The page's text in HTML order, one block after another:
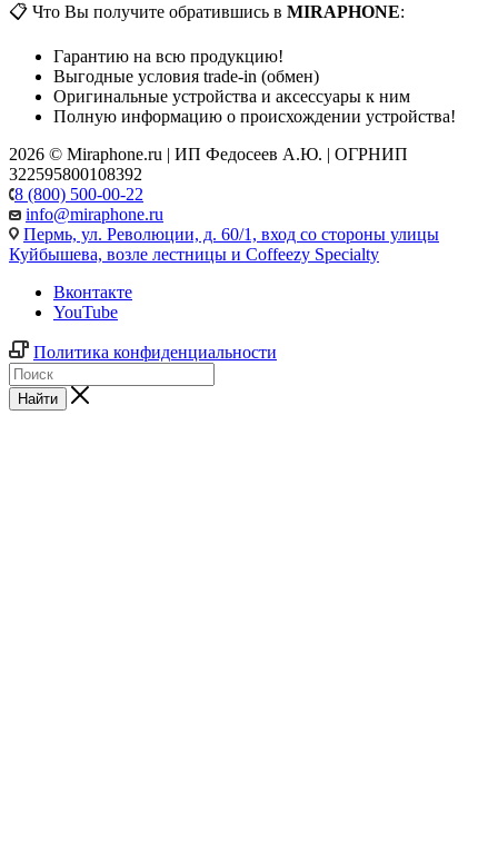
📋 Что Вы получите обратившись в MIRAPHONE:
Гарантию на всю продукцию!
Выгодные условия trade-in (обмен)
Оригинальные устройства и аксессуары к ним
Полную информацию о происхождении устройства!
2026 © Miraphone.ru | ИП Федосеев А.Ю. | ОГРНИП
322595800108392
8 (800) 500-00-22
info@miraphone.ru
Пермь, ул. Революции, д. 60/1, вход со стороны улицы
Куйбышева, возле лестницы и Coffeezy Specialty
Вконтакте
YouTube
Политика конфиденциальности
Найти